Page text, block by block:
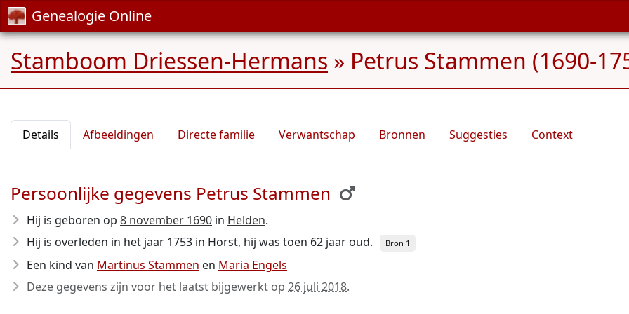
Genealogie Online
Stamboom Driessen-Hermans » Petrus Stammen (1690-
Details Afbeeldingen Directe familie Verwantschap Bronnen Suggesties Context
Persoonlijke gegevens Petrus Stammen
Hij is geboren op 8 november 1690 in Helden.
Hij is overleden in het jaar 1753 in Horst, hij was toen 62 jaar oud. Bron 1
Een kind van Martinus Stammen en Maria Engels
Deze gegevens zijn voor het laatst bijgewerkt op 26 juli 2018.